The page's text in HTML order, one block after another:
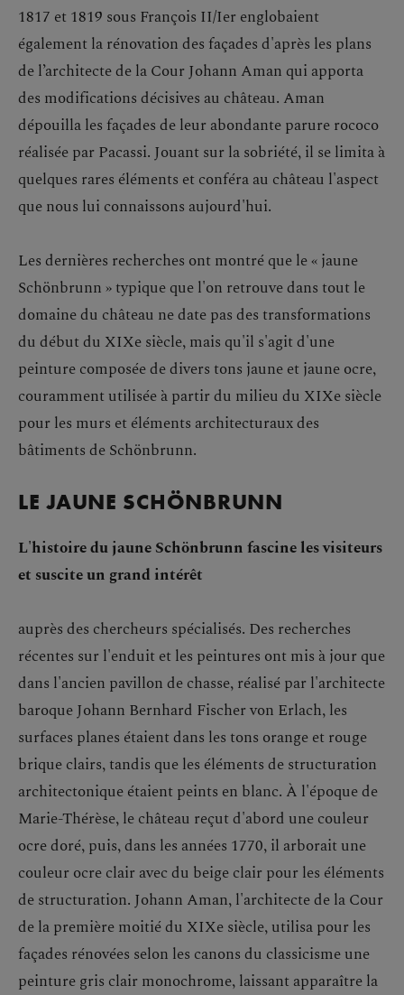
1817 et 1819 sous François II/Ier englobaient
également la rénovation des façades d'après les plans
de l’architecte de la Cour Johann Aman qui apporta
des modifications décisives au château. Aman
dépouilla les façades de leur abondante parure rococo
réalisée par Pacassi. Jouant sur la sobriété, il se limita à
quelques rares éléments et conféra au château l'aspect
que nous lui connaissons aujourd'hui.
Les dernières recherches ont montré que le « jaune
Schönbrunn » typique que l'on retrouve dans tout le
domaine du château ne date pas des transformations
du début du XIXe siècle, mais qu'il s'agit d'une
peinture composée de divers tons jaune et jaune ocre,
couramment utilisée à partir du milieu du XIXe siècle
pour les murs et éléments architecturaux des
bâtiments de Schönbrunn.
LE JAUNE SCHÖNBRUNN
L'histoire du jaune Schönbrunn fascine les visiteurs
et suscite un grand intérêt
auprès des chercheurs spécialisés. Des recherches
récentes sur l'enduit et les peintures ont mis à jour que
dans l'ancien pavillon de chasse, réalisé par l'architecte
baroque Johann Bernhard Fischer von Erlach, les
surfaces planes étaient dans les tons orange et rouge
brique clairs, tandis que les éléments de structuration
architectonique étaient peints en blanc. À l'époque de
Marie-Thérèse, le château reçut d'abord une couleur
ocre doré, puis, dans les années 1770, il arborait une
couleur ocre clair avec du beige clair pour les éléments
de structuration. Johann Aman, l'architecte de la Cour
de la première moitié du XIXe siècle, utilisa pour les
façades rénovées selon les canons du classicisme une
peinture gris clair monochrome, laissant apparaître la